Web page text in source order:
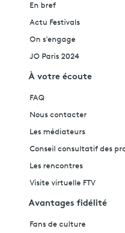
En bref
Actu Festivals
On s'engage
JO Paris 2024
À votre écoute
FAQ
Nous contacter
Les médiateurs
Conseil consultatif des
Les rencontres
Visite virtuelle FTV
Avantages fidélité
Fans de culture